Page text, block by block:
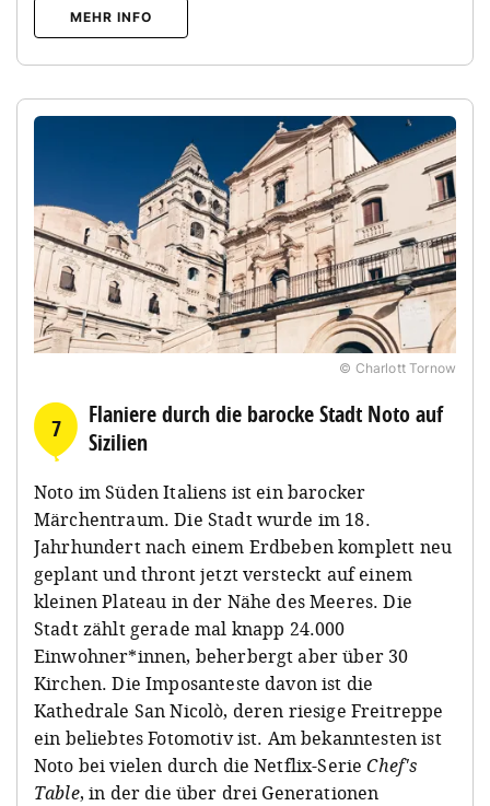
MEHR INFO
© Charlott Tornow
7
Flaniere durch die barocke Stadt Noto auf
Sizilien
Noto im Süden Italiens ist ein barocker
Märchentraum. Die Stadt wurde im 18.
Jahrhundert nach einem Erdbeben komplett neu
geplant und thront jetzt versteckt auf einem
kleinen Plateau in der Nähe des Meeres. Die
Stadt zählt gerade mal knapp 24.000
Einwohner*innen, beherbergt aber über 30
Kirchen. Die Imposanteste davon ist die
Kathedrale San Nicolò, deren riesige Freitreppe
ein beliebtes Fotomotiv ist. Am bekanntesten ist
Noto bei vielen durch die Netflix-SerieChef's
Table, in der die über drei Generationen